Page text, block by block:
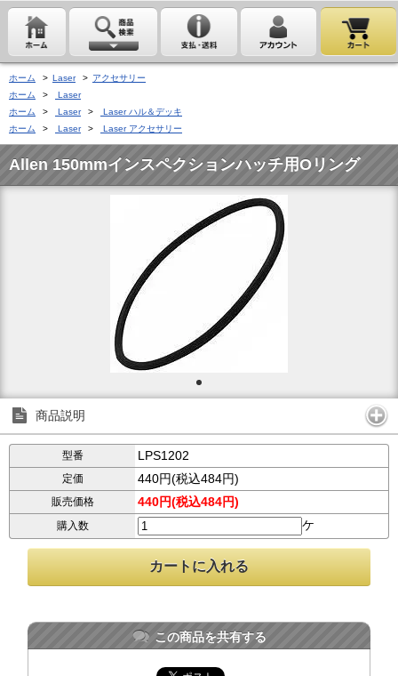
ホーム > Laser > アクセサリー
ホーム
>
Laser
ホーム
> Laser >
Laser ハル＆デッキ
ホーム
> Laser > Laser アクセサリー
Allen 150mmインスペクションハッチ用Oリング
商品説明
型番 LPS1202
定価 440円(税込484円)
販売価格 440円(税込484円)
購入数 ケ
この商品を共有する